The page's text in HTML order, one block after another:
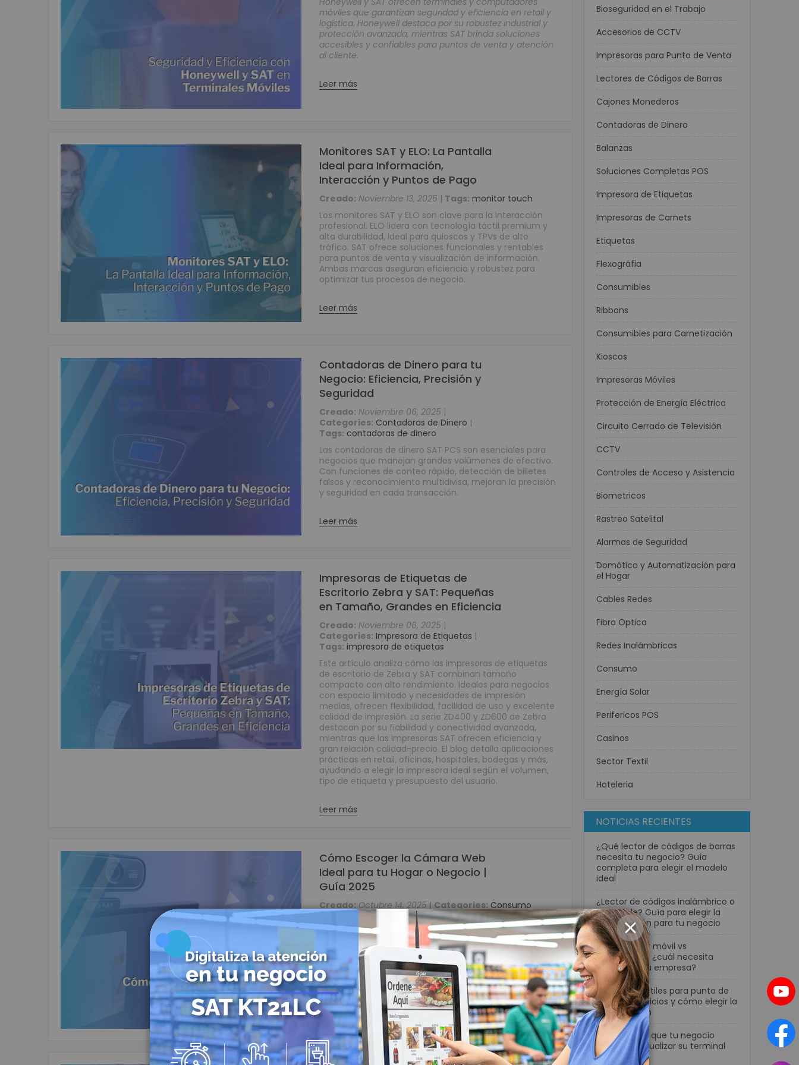
Grabadores Análogo - Penta hibrido HD
Grabadores IP - NVR
Grabadores Móviles
Circuito cerrado de televisión - Cámaras (CCTV)
Cámaras Análogas 4 en 1 HD
Cámaras IP
Cámaras Móviles
Cámaras Wifi
Accesorios para CCTV
WIFI
Paneles
Domótica y Automatización
Protección de Energía
Inversores
UPS
Reguladores
Baterías
Consumibles
Rollos de papel
Ribbons o Cintas
Brazaletes de Identificación
Kits de Limpieza
Soluciones Móviles
Terminales Móviles
Impresoras Portátiles
Punto de Venta POS
Cajones Monederos
Pole Display o Visualizador de precios
Cajas Registradoras
Llamadores
Teclados Programables
Lectores de Banda Magnética
Impresoras para Punto de Venta POS
Impresoras Matriz de Punto
Impresoras para Kioscos y Mecanismos
Impresoras Térmicas
Contadoras y Detectoras de Dinero
Contadora Discriminadora y Detectora de Billetes
Contadora De Monedas
Detectores de Billetes
Equipos para punto de venta (POS)
Monitores Touch
Lector de Código de barras de mano
Lector de Código de barras empotrables
Combos POS
Energía Solar
Controladoras
Paneles Solares
Baterías Solares
Inversores Solares
UPS Solares
Identificación y Marcación
Impresoras de Carnet
Impresoras de Etiquetas
Impresoras de etiquetas para escritorio
móviles que garantizan seguridad y eficiencia en retail y
logística. Honeywell destaca por su robustez industrial y
protección avanzada, mientras SAT brinda soluciones
accesibles y confiables para puntos de venta y atención
al cliente.
Leer más
Monitores SAT y ELO: La Pantalla
Ideal para Información,
Interacción y Puntos de Pago
Creado: Noviembre 13, 2025 | Tags: monitor touch
Los monitores SAT y ELO son clave para la interacción
profesional. ELO lidera con tecnología táctil premium y
alta durabilidad, ideal para quioscos y TPVs de alto
tráfico. SAT ofrece soluciones funcionales y rentables
para puntos de venta y visualización de información.
Ambas marcas aseguran eficiencia y robustez para
optimizar tus procesos de negocio.
Leer más
Contadoras de Dinero para tu
Negocio: Eficiencia, Precisión y
Seguridad
Creado: Noviembre 06, 2025 |
Categories: Contadoras de Dinero |
Tags: contadoras de dinero
Las contadoras de dinero SAT PCS son esenciales para
negocios que manejan grandes volúmenes de efectivo.
Con funciones de conteo rápido, detección de billetes
falsos y reconocimiento multidivisa, mejoran la precisión
y seguridad en cada transacción.
Leer más
Impresoras de Etiquetas de
Escritorio Zebra y SAT: Pequeñas
en Tamaño, Grandes en Eficiencia
Creado: Noviembre 06, 2025 |
Categories: Impresora de Etiquetas |
Tags: impresora de etiquetas
Este artículo analiza cómo las impresoras de etiquetas
de escritorio de Zebra y SAT combinan tamaño
compacto con alto rendimiento. Ideales para negocios
con espacio limitado y necesidades de impresión
medias, ofrecen flexibilidad, facilidad de uso y excelente
calidad de impresión. La serie ZD400 y ZD600 de Zebra
destacan por su fiabilidad y conectividad avanzada,
mientras que las impresoras SAT ofrecen eficiencia y
gran relación calidad-precio. El blog detalla aplicaciones
prácticas en retail, oficinas, hospitales, bodegas y más,
ayudando a elegir la impresora ideal según el volumen,
tipo de etiqueta y presupuesto del usuario.
Leer más
Cómo Escoger la Cámara Web
Ideal para tu Hogar o Negocio |
Guía 2025
Creado: Octubre 14, 2025 | Categories: Consumo
Descubre cómo elegir la cámara web ideal para tu hogar
u oficina. Conoce las cámaras SAT PCS X10, X11 y X13, con
resoluciones HD y Full HD, micrófono integrado y diseño
Plug & Play. Mejora tu comunicación con la mejor calidad
de imagen.
Leer más
Bioseguridad en el Trabajo
Accesorios de CCTV
Impresoras para Punto de Venta
Lectores de Códigos de Barras
Cajones Monederos
Contadoras de Dinero
Balanzas
Soluciones Completas POS
Impresora de Etiquetas
Impresoras de Carnets
Etiquetas
Flexográfia
Consumibles
Ribbons
Consumibles para Carnetización
Kioscos
Impresoras Móviles
Protección de Energía Eléctrica
Circuito Cerrado de Televisión
CCTV
Controles de Acceso y Asistencia
Biometricos
Rastreo Satelital
Alarmas de Seguridad
Domótica y Automatización para
el Hogar
Cables Redes
Fibra Optica
Redes Inalámbricas
Consumo
Energía Solar
Perifericos POS
Casinos
Sector Textil
Hoteleria
NOTICIAS RECIENTES
¿Qué lector de códigos de barras
necesita tu negocio? Guía
completa para elegir el modelo
ideal
¿Lector de códigos inalámbrico o
con cable? Guía para elegir la
mejor opción para tu negocio
Computador móvil vs
smartphone: ¿cuál necesita
realmente tu empresa?
Pantallas táctiles para punto de
venta: beneficios y cómo elegir la
mejor opción
7 señales de que tu negocio
necesita actualizar su terminal
POS
CLOSE